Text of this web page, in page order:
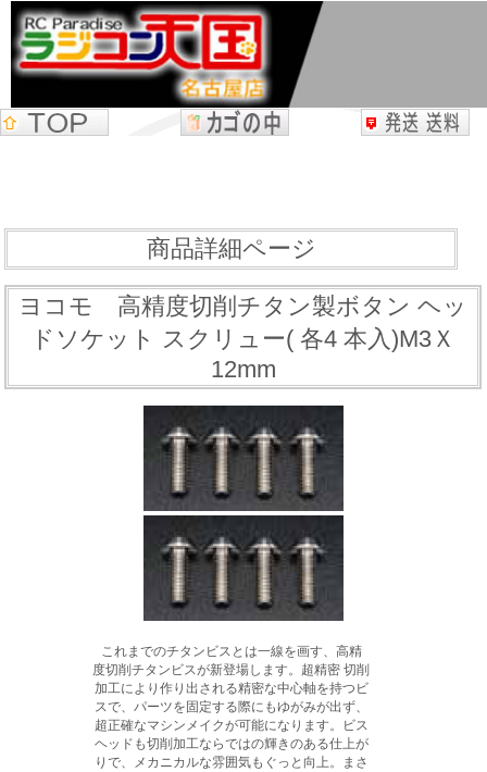
商品詳細ページ
ヨコモ 高精度切削チタン製ボタン ヘッ
ドソケット スクリュー( 各4 本入)M3Ｘ
12mm
これまでのチタンビスとは一線を画す、高精
度切削チタンビスが新登場します。超精密 切削
加工により作り出される精密な中心軸を持つビ
スで、パーツを固定する際にもゆがみが出ず、
超正確なマシンメイクが可能になります。ビス
ヘッドも切削加工ならではの輝きのある仕上が
りで、メカニカルな雰囲気もぐっと向上。まさ